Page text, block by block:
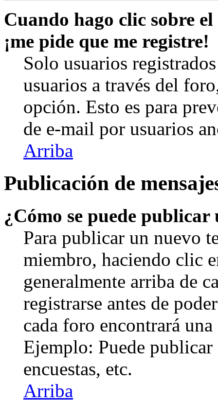
Cuando hago clic sobre
¡me pide que me registre!
Solo usuarios
usuarios a través del
opción. Esto es para
de e-mail por usuarios
Arriba
Publicación de
¿Cómo se puede
Para publicar un nuevo
miembro, haciendo clic
generalmente arriba de
registrarse antes de
cada foro encontrará
Ejemplo: Puede publicar
encuestas, etc.
Arriba